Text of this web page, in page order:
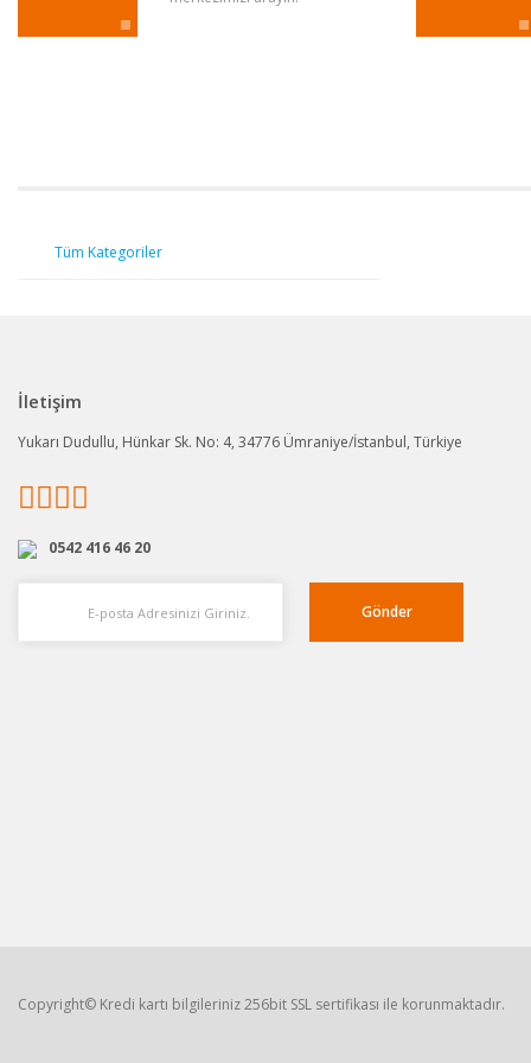
Tüm Kategoriler
İletişim
Yukarı Dudullu, Hünkar Sk. No: 4, 34776 Ümraniye/İstanbul, Türkiye
0542 416 46 20
Gönder
Copyright© Kredi kartı bilgileriniz 256bit SSL sertifikası ile korunmaktadır.